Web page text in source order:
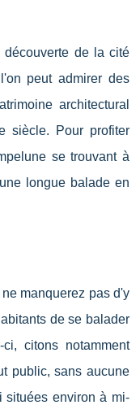
de la cité
peut admirer des
architectural
siècle. Pour profiter
se trouvant à
longue balade en
manquerez pas d'y
de se balader
citons notamment
public, sans aucune
situées environ à mi-